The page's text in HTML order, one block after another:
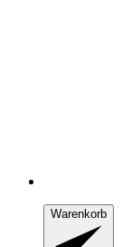
Warenkorb